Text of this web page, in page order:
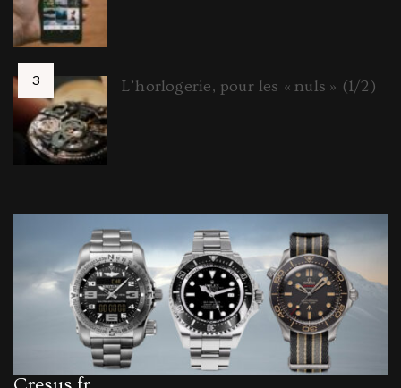
L’horlogerie, pour les « nuls » (1/2)